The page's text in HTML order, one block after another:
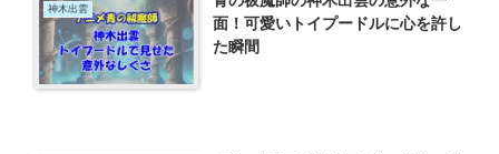
神木出雲
面！可愛いトイプードルに心を許し
た瞬間